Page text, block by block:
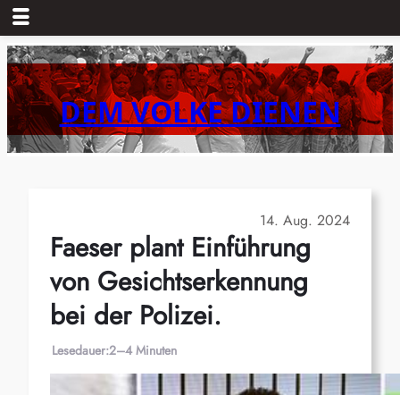
Zum
Inhalt
springenDEM VOLKE DIENEN
14. Aug. 2024
Faeser plant Einführung
von Gesichtserkennung
bei der Polizei.
Lesedauer:2–4 Minuten